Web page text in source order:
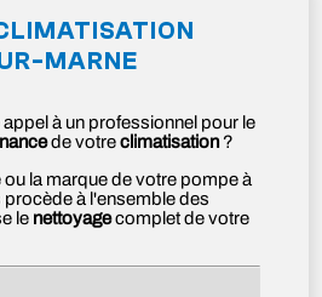
MARNE
à un professionnel pour le
de votreclimatisation?
la marque de votre pompe à
procède à l'ensemble des
le nettoyagecomplet de votre